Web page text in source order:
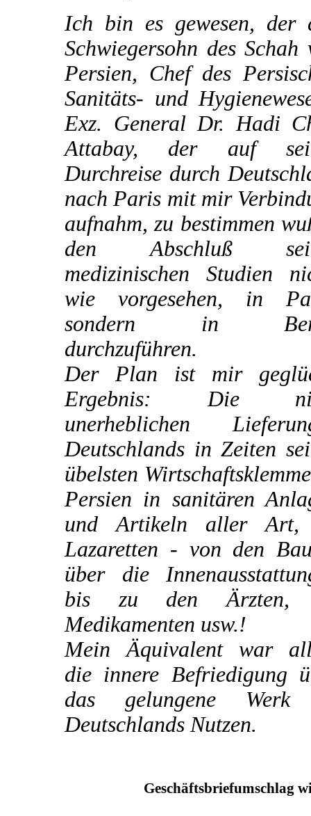
Ich bin es gewesen, der
Schwiegersohn des Schah
Persien, Chef des
Sanitäts- und
Exz. General Dr. Hadi
Attabay, der auf
Durchreise durch
nach Paris mit mir
aufnahm, zu bestimmen
den Abschluß
medizinischen Studien
wie vorgesehen, in
sondern in
durchzuführen.
Der Plan ist mir
Ergebnis: Die
unerheblichen
Deutschlands in Zeiten
übelsten
Persien in sanitären
und Artikeln aller Art,
Lazaretten - von den
über die
bis zu den Ärzten,
Medikamenten usw.!
Mein Äquivalent war
die innere Befriedigung
das gelungene Werk
Deutschlands Nutzen.
Geschäftsbriefumschlag